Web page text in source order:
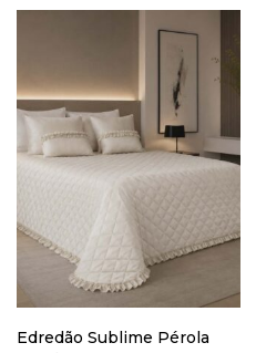
Edredão Sublime Pérola